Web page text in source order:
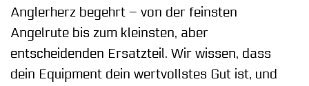
Anglerherz begehrt – von der feinsten
Angelrute bis zum kleinsten, aber
entscheidenden Ersatzteil. Wir wissen, dass
dein Equipment dein wertvollstes Gut ist, und